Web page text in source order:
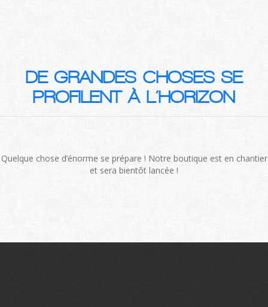
DE GRANDES CHOSES SE
PROFILENT À L’HORIZON
Quelque chose d’énorme se prépare ! Notre boutique est en chantier
et sera bientôt lancée !